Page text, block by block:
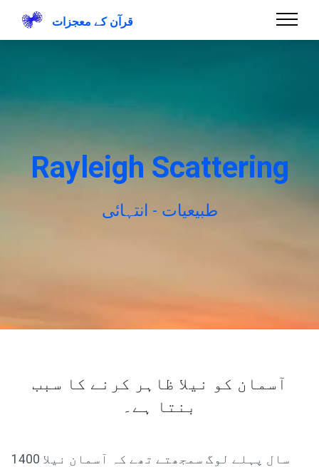
قرآن کے معجزات
Rayleigh Scattering
طبیعیات - انتہائی
آسمان کو نیلا ظاہر کرنے کا سبب
بنتا ہے۔
1400 سال پہلے لوگ سمجھتے تھے کہ آسمان نیلا